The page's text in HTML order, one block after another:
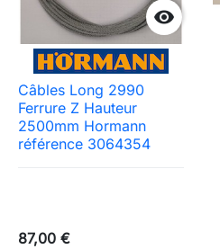

Câbles Long 2990
Ferrure Z Hauteur
2500mm Hormann
référence 3064354
87,00 €